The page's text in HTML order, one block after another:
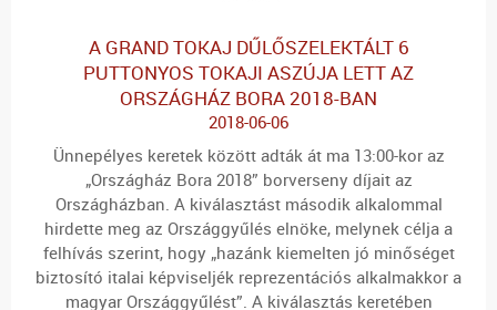
A GRAND TOKAJ DŰLŐSZELEKTÁLT 6
PUTTONYOS TOKAJI ASZÚJA LETT AZ
ORSZÁGHÁZ BORA 2018-BAN
2018-06-06
Ünnepélyes keretek között adták át ma 13:00-kor az
„Országház Bora 2018” borverseny díjait az
Országházban. A kiválasztást második alkalommal
hirdette meg az Országgyűlés elnöke, melynek célja a
felhívás szerint, hogy „hazánk kiemelten jó minőséget
biztosító italai képviseljék reprezentációs alkalmakkor a
magyar Országgyűlést”. A kiválasztás keretében